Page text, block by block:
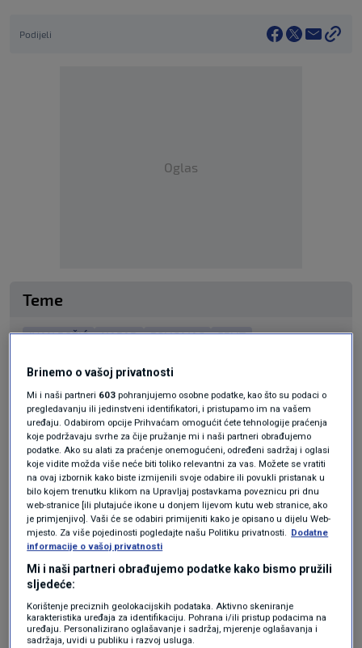
Podijeli
Oglas
Teme
IVAN BOŽIĆ NAPAD POLICAJAC SPLIT
Oglas
KAKVO JE TVOJE MIŠLJENJE O OVOME?
Pridruži se raspravi ili pročitaj komentare
Brinemo o vašoj privatnosti
Mi i naši partneri 603 pohranjujemo osobne podatke, kao što su podaci o
pregledavanju ili jedinstveni identifikatori, i pristupamo im na vašem
uređaju. Odabirom opcije Prihvaćam omogućit ćete tehnologije praćenja
koje podržavaju svrhe za čije pružanje mi i naši partneri obrađujemo
podatke. Ako su alati za praćenje onemogućeni, određeni sadržaj i oglasi
koje vidite možda više neće biti toliko relevantni za vas. Možete se vratiti
na ovaj izbornik kako biste izmijenili svoje odabire ili povukli pristanak u
bilo kojem trenutku klikom na Upravljaj postavkama poveznicu pri dnu
web-stranice [ili plutajuće ikone u donjem lijevom kutu web stranice, ako
je primjenjivo]. Vaši će se odabiri primijeniti kako je opisano u dijelu Web-
mjesto. Za više pojedinosti pogledajte našu Politiku privatnosti. Dodatne
informacije o vašoj privatnosti
Mi i naši partneri obrađujemo podatke kako bismo pružili
sljedeće:
Korištenje preciznih geolokacijskih podataka. Aktivno skeniranje
karakteristika uređaja za identifikaciju. Pohrana i/ili pristup podacima na
uređaju. Personalizirano oglašavanje i sadržaj, mjerenje oglašavanja i
sadržaja, uvidi u publiku i razvoj usluga.